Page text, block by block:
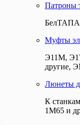
Патроны
Муфты
Э11М,
другие,
Люнеты
К
1М65 и